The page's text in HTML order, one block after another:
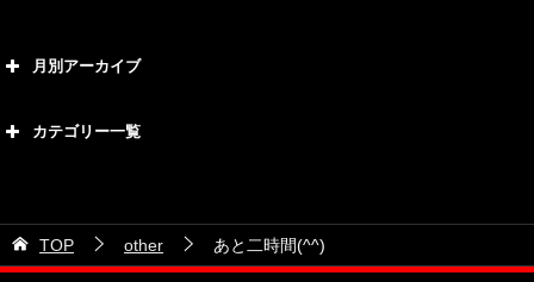
月別アーカイブ
2026年5月
2026年4月
カテゴリー一覧
21号車
28号車
TOP other あと二時間(^^)